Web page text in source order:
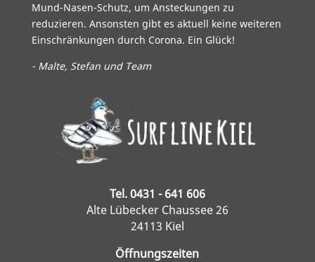
Mund-Nasen-Schutz, um Ansteckungen zu
reduzieren. Ansonsten gibt es aktuell keine weiteren
Einschränkungen durch Corona. Ein Glück!
- Malte, Stefan und Team
Tel. 0431 - 641 606
Alte Lübecker Chaussee 26
24113 Kiel
Öffnungszeiten